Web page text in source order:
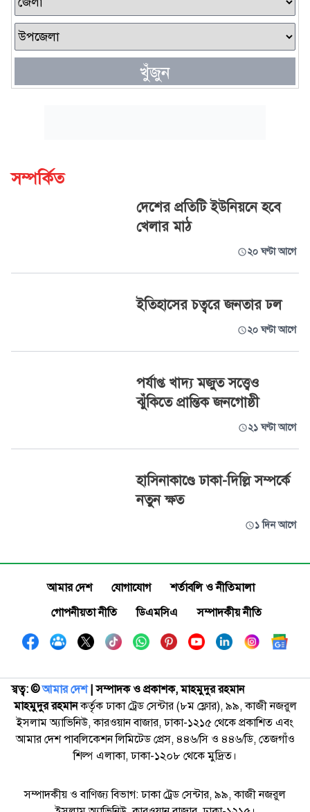
খুঁজুন
সম্পর্কিত
দেশের প্রতিটি ইউনিয়নে হবে
খেলার মাঠ
২০ ঘণ্টা আগে
ইতিহাসের চত্বরে জনতার ঢল
২০ ঘণ্টা আগে
পর্যাপ্ত খাদ্য মজুত সত্ত্বেও
ঝুঁকিতে প্রান্তিক জনগোষ্ঠী
২১ ঘণ্টা আগে
হাসিনাকাণ্ডে ঢাকা-দিল্লি সম্পর্কে
নতুন ক্ষত
১ দিন আগে
আমার দেশ যোগাযোগ
শর্তাবলি ও নীতিমালা
গোপনীয়তা নীতি
ডিএমসিএ সম্পাদকীয় নীতি
স্বত্ব: ©️আমার দেশ| সম্পাদক ও প্রকাশক, মাহমুদুর রহমান
মাহমুদুর রহমানকর্তৃক ঢাকা ট্রেড সেন্টার (৮ম ফ্লোর), ৯৯, কাজী নজরুল
ইসলাম অ্যাভিনিউ, কারওয়ান বাজার, ঢাকা-১২১৫ থেকে প্রকাশিত এবং
আমার দেশ পাবলিকেশন লিমিটেড প্রেস, ৪৪৬/সি ও ৪৪৬/ডি, তেজগাঁও
শিল্প এলাকা, ঢাকা-১২০৮ থেকে মুদ্রিত।
সম্পাদকীয় ও বাণিজ্য বিভাগ: ঢাকা ট্রেড সেন্টার, ৯৯, কাজী নজরুল